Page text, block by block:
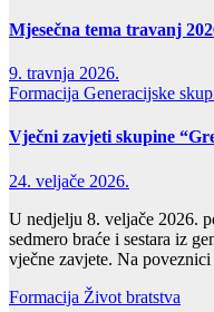
Mjesečna tema travanj
9. travnja 2026.
Formacija Generacijske
Vječni zavjeti skupine
24. veljače 2026.
U nedjelju 8. veljače 2026.
sedmero braće i sestara iz
vječne zavjete. Na
Formacija Život bratstva